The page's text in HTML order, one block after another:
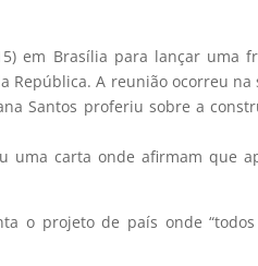
em Brasília para lançar uma
República. A reunião ocorreu na
Santos proferiu sobre a
uma carta onde afirmam que
o projeto de país onde